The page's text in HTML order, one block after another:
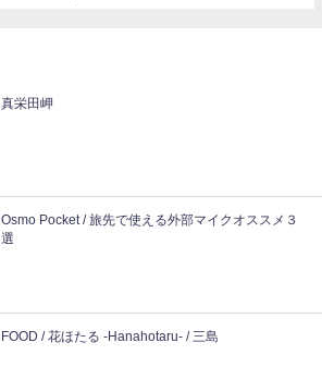
真栄田岬
Osmo Pocket / 旅先で使える外部マイクオススメ３
選
FOOD / 花ほたる -Hanahotaru- / 三島